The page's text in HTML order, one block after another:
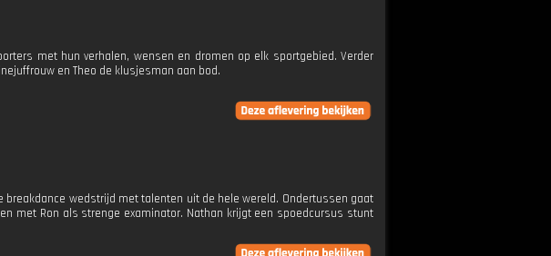
met hun verhalen, wensen en dromen op elk sportgebied. Verder
en Theo de klusjesman aan bod.
breakdance wedstrijd met talenten uit de hele wereld. Ondertussen gaat
met Ron als strenge examinator. Nathan krijgt een spoedcursus stunt